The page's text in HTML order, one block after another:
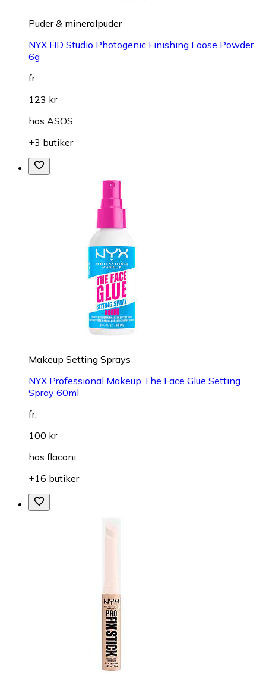
Puder & mineralpuder
NYX HD Studio Photogenic Finishing Loose Powder
6g
fr.
123 kr
hos ASOS
+3 butiker
Makeup Setting Sprays
NYX Professional Makeup The Face Glue Setting
Spray 60ml
fr.
100 kr
hos flaconi
+16 butiker